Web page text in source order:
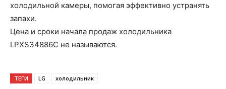
холодильной камеры, помогая эффективно устранять
запахи.
Цена и сроки начала продаж холодильника
LPXS34886C не называются.
ТЕГИ LG холодильник